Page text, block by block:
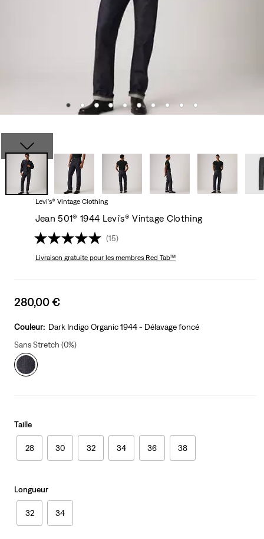
Levi's® Vintage Clothing
Jean 501® 1944 Levi's® Vintage Clothing
(15)
Livraison gratuitepour les membres Red Tab™
Sale
is
280,00 €
Couleur: Dark Indigo Organic 1944 - Délavage foncé
Sans Stretch (0%)
Taille
28 30 32 34 36 38
Longueur
32 34